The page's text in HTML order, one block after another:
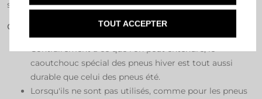
sont obligatoires.
Conseils Lancia :
Contrairement à ce que l'on peut entendre, le
caoutchouc spécial des pneus hiver est tout aussi
durable que celui des pneus été.
Lorsqu'ils ne sont pas utilisés, comme pour les pneus
TOUT ACCEPTER